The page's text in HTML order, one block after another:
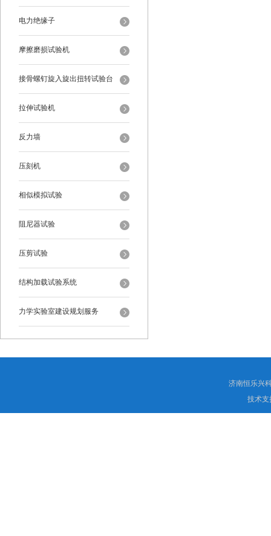
电力绝缘子
摩擦磨损试验机
接骨螺钉旋入旋出扭转试验台
拉伸试验机
反力墙
压刻机
相似模拟试验
阻尼器试验
压剪试验
结构加载试验系统
力学实验室建设规划服务
济南恒乐兴
技术支